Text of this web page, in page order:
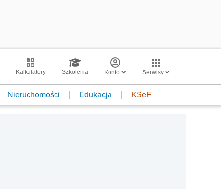
Kalkulatory Szkolenia Konto Serwisy
Nieruchomości Edukacja KSeF